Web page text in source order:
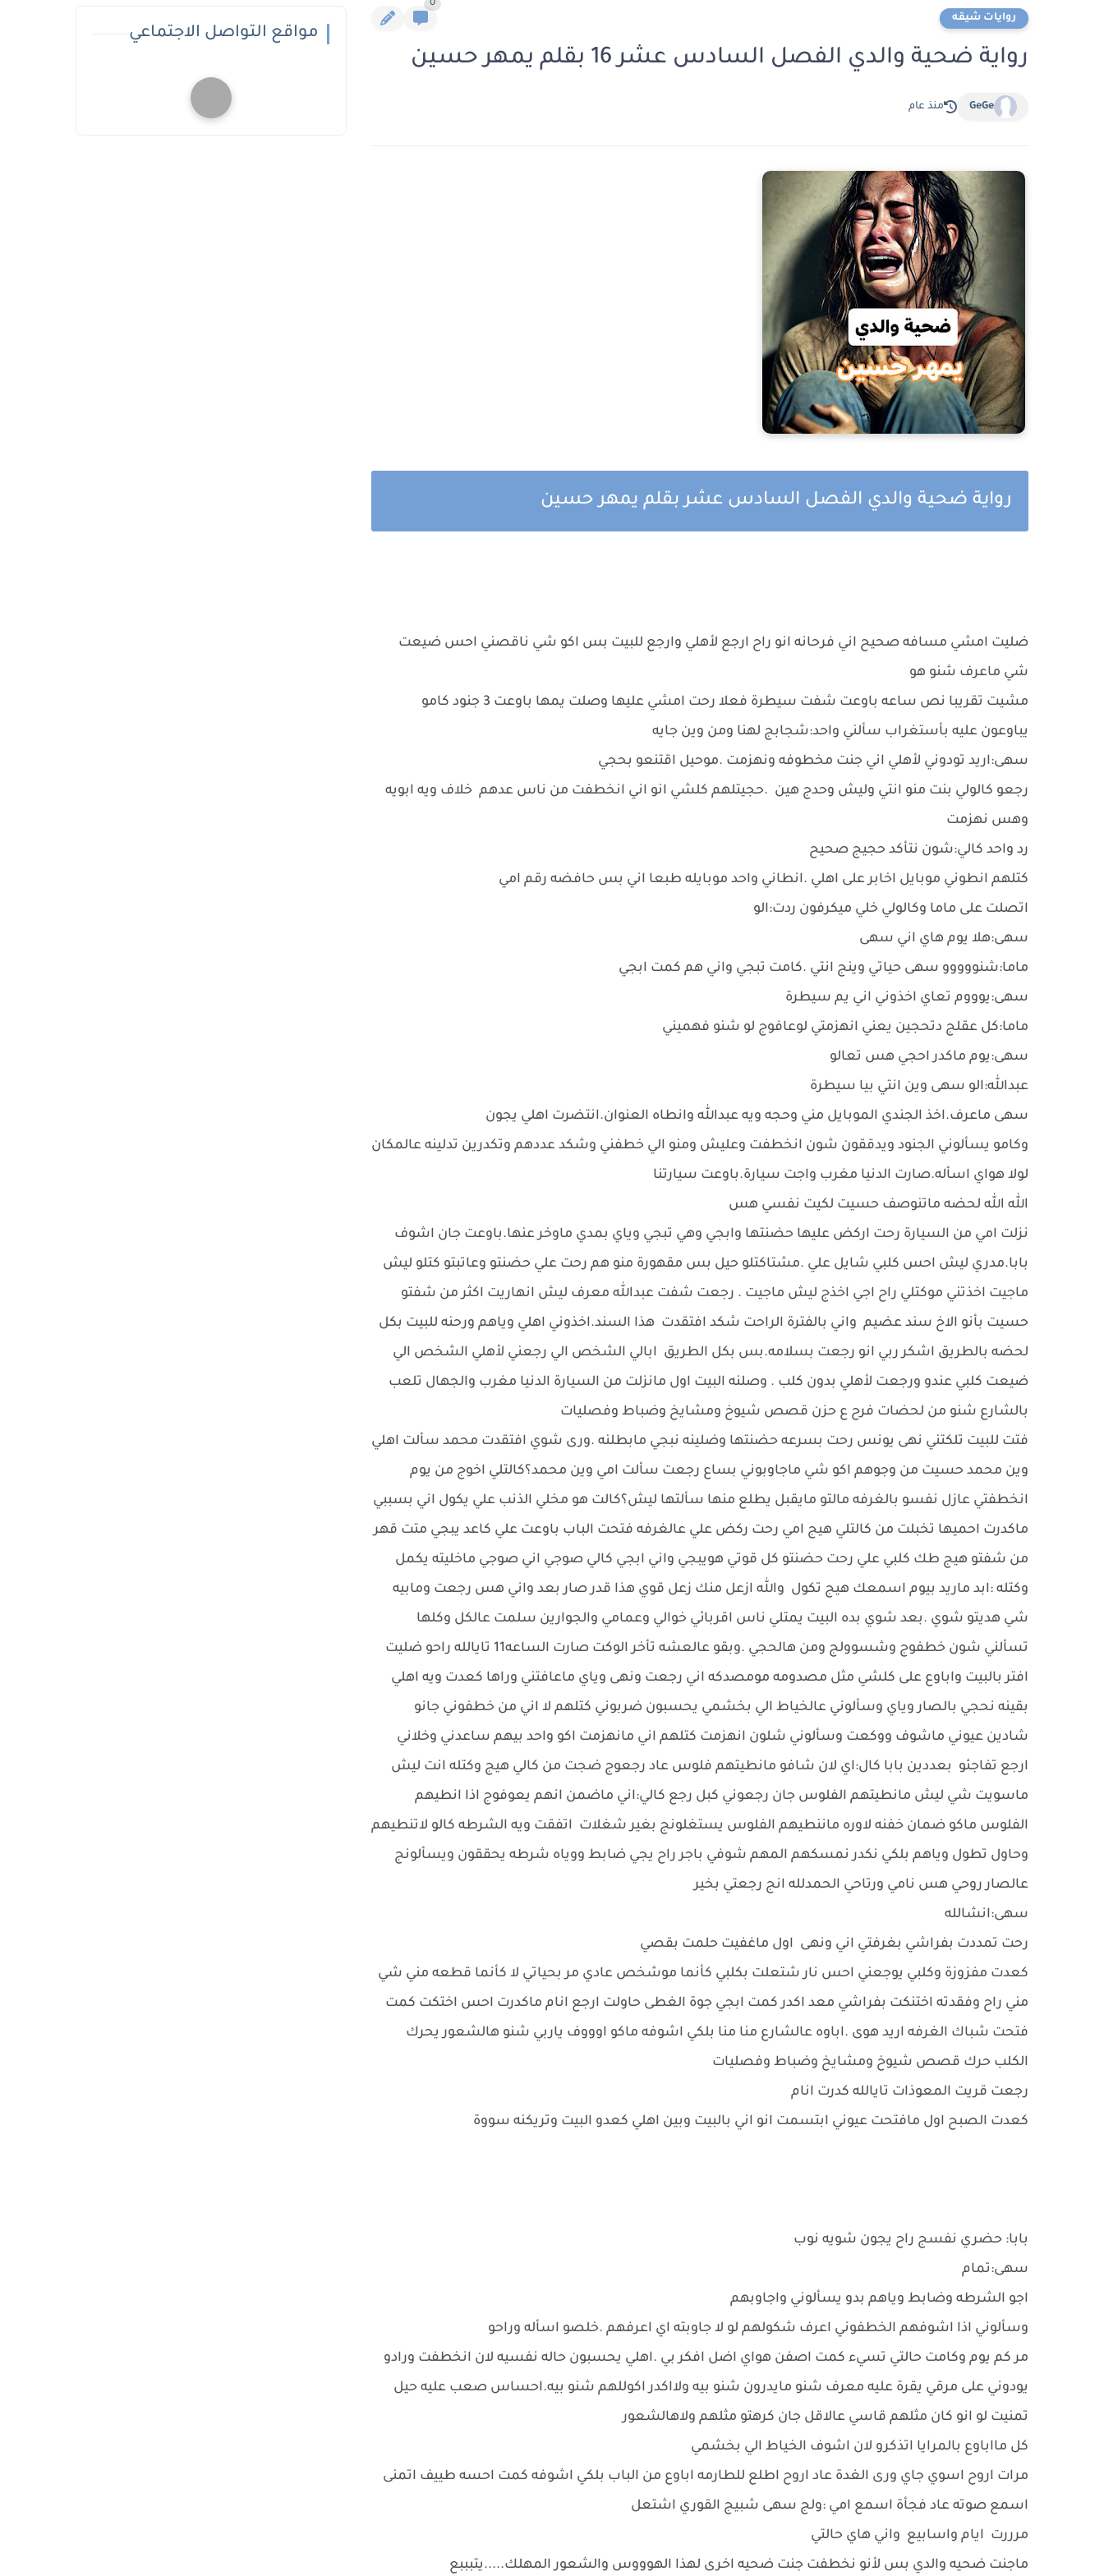
روايات شيقه
0
رواية ضحية والدي الفصل السادس عشر 16 بقلم يمهر حسين
GeGe منذ عام
رواية ضحية والدي الفصل السادس عشر بقلم يمهر حسين
ضليت امشي مسافه صحيح اني فرحانه انو راح ارجع لأهلي وارجع للبيت بس اكو شي ناقصني احس ضيعت
شي ماعرف شنو هو
مشيت تقريبا نص ساعه باوعت شفت سيطرة فعلا رحت امشي عليها وصلت يمها باوعت 3 جنود كامو
يباوعون عليه بأستغراب سألني واحد:شجابج لهنا ومن وين جايه
سهى:اريد تودوني لأهلي اني جنت مخطوفه ونهزمت .موحيل اقتنعو بحجي
رجعو كالولي بنت منو انتي وليش وحدج هين .حجيتلهم كلشي انو اني انخطفت من ناس عدهم خلاف ويه ابويه
وهس نهزمت
رد واحد كالي:شون نتأكد حجيج صحيح
كتلهم انطوني موبايل اخابر على اهلي .انطاني واحد موبايله طبعا اني بس حافضه رقم امي
اتصلت على ماما وكالولي خلي ميكرفون ردت:الو
سهى:هلا يوم هاي اني سهى
ماما:شنووووو سهى حياتي وينج انتي .كامت تبجي واني هم كمت ابجي
سهى:يوووم تعاي اخذوني اني يم سيطرة
ماما:كل عقلج دتحجين يعني انهزمتي لوعافوج لو شنو فهميني
سهى:يوم ماكدر احجي هس تعالو
عبدالله:الو سهى وين انتي بيا سيطرة
سهى ماعرف.اخذ الجندي الموبايل مني وحجه ويه عبدالله وانطاه العنوان.انتضرت اهلي يجون
وكامو يسألوني الجنود ويدققون شون انخطفت وعليش ومنو الي خطفني وشكد عددهم وتكدرين تدلينه عالمكان
لولا هواي اسأله.صارت الدنيا مغرب واجت سيارة.باوعت سيارتنا
الله الله لحضه ماتنوصف حسيت لكيت نفسي هس
نزلت امي من السيارة رحت اركض عليها حضنتها وابجي وهي تبجي وياي بمدي ماوخر عنها.باوعت جان اشوف
بابا.مدري ليش احس كلبي شايل علي .مشتاكتلو حيل بس مقهورة منو هم رحت علي حضنتو وعاتبتو كتلو ليش
ماجيت اخذتني موكتلي راح اجي اخذج ليش ماجيت . رجعت شفت عبدالله معرف ليش انهاريت اكثر من شفتو
حسيت بأنو الاخ سند عضيم واني بالفترة الراحت شكد افتقدت هذا السند.اخذوني اهلي وياهم ورحنه للبيت بكل
لحضه بالطريق اشكر ربي انو رجعت بسلامه.بس بكل الطريق ابالي الشخص الي رجعني لأهلي الشخص الي
ضيعت كلبي عندو ورجعت لأهلي بدون كلب . وصلنه البيت اول مانزلت من السيارة الدنيا مغرب والجهال تلعب
بالشارع شنو من لحضات فرح ع حزن قصص شيوخ ومشايخ وضباط وفصليات
فتت للبيت تلكتني نهى يونس رحت بسرعه حضنتها وضلينه نبجي مابطلنه .ورى شوي افتقدت محمد سألت اهلي
وين محمد حسيت من وجوهم اكو شي ماجاوبوني بساع رجعت سألت امي وين محمد؟كالتلي اخوج من يوم
انخطفتي عازل نفسو بالغرفه مالتو مايقبل يطلع منها سألتها ليش؟كالت هو مخلي الذنب علي يكول اني بسببي
ماكدرت احميها تخبلت من كالتلي هيج امي رحت ركض علي عالغرفه فتحت الباب باوعت علي كاعد يبجي متت قهر
من شفتو هيج طك كلبي علي رحت حضنتو كل قوتي هويبجي واني ابجي كالي صوجي اني صوجي ماخليته يكمل
وكتله :ابد ماريد بيوم اسمعك هيج تكول والله ازعل منك زعل قوي هذا قدر صار بعد واني هس رجعت ومابيه
شي هديتو شوي .بعد شوي بده البيت يمتلي ناس اقربائي خوالي وعمامي والجوارين سلمت عالكل وكلها
تسألني شون خطفوج وشسوولج ومن هالحجي .وبقو عالعشه تأخر الوكت صارت الساعه11 تايالله راحو ضليت
افتر بالبيت واباوع على كلشي مثل مصدومه مومصدكه اني رجعت ونهى وياي ماعافتني وراها كعدت ويه اهلي
بقينه نحجي بالصار وياي وسألوني عالخياط الي بخشمي يحسبون ضربوني كتلهم لا اني من خطفوني جانو
شادين عيوني ماشوف ووكعت وسألوني شلون انهزمت كتلهم اني مانهزمت اكو واحد بيهم ساعدني وخلاني
ارجع تفاجئو بعددين بابا كال:اي لان شافو مانطيتهم فلوس عاد رجعوج ضجت من كالي هيج وكتله انت ليش
ماسويت شي ليش مانطيتهم الفلوس جان رجعوني كبل رجع كالي:اني ماضمن انهم يعوفوج اذا انطيهم
الفلوس ماكو ضمان خفنه لاوره ماننطيهم الفلوس يستغلونج بغير شغلات اتفقت ويه الشرطه كالو لاتنطيهم
وحاول تطول وياهم بلكي نكدر نمسكهم المهم شوفي باجر راح يجي ضابط ووياه شرطه يحققون ويسألونج
عالصار روحي هس نامي ورتاحي الحمدلله انج رجعتي بخير
سهى:انشالله
رحت تمددت بفراشي بغرفتي اني ونهى اول ماغفيت حلمت بقصي
كعدت مفزوزة وكلبي يوجعني احس نار شتعلت بكلبي كأنما موشخص عادي مر بحياتي لا كأنما قطعه مني شي
مني راح وفقدته اختنكت بفراشي معد اكدر كمت ابجي جوة الغطى حاولت ارجع انام ماكدرت احس اختكت كمت
فتحت شباك الغرفه اريد هوى .اباوه عالشارع منا منا بلكي اشوفه ماكو اوووف ياربي شنو هالشعور يحرك
الكلب حرك قصص شيوخ ومشايخ وضباط وفصليات
رجعت قريت المعوذات تايالله كدرت انام
كعدت الصبح اول مافتحت عيوني ابتسمت انو اني بالبيت وبين اهلي كعدو البيت وتريكنه سووة
بابا: حضري نفسج راح يجون شويه نوب
سهى:تمام
اجو الشرطه وضابط وياهم بدو يسألوني واجاوبهم
وسألوني اذا اشوفهم الخطفوني اعرف شكولهم لو لا جاوبته اي اعرفهم .خلصو اسأله وراحو
مر كم يوم وكامت حالتي تسيء كمت اصفن هواي اضل افكر بي .اهلي يحسبون حاله نفسيه لان انخطفت ورادو
يودوني على مرقي يقرة عليه معرف شنو مايدرون شنو بيه ولااكدر اكوللهم شنو بيه.احساس صعب عليه حيل
تمنيت لو انو كان مثلهم قاسي عالاقل جان كرهتو مثلهم ولاهالشعور
كل مااباوع بالمرايا اتذكرو لان اشوف الخياط الي بخشمي
مرات اروح اسوي جاي ورى الغدة عاد اروح اطلع للطارمه اباوع من الباب بلكي اشوفه كمت احسه طييف اتمنى
اسمع صوته عاد فجأة اسمع امي :ولج سهى شبيج القوري اشتعل
مرررت ايام واسابيع واني هاي حالتي
ماجنت ضحيه والدي بس لأنو نخطفت جنت ضحيه اخرى لهذا الهوووس والشعور المهلك.....يتبببع
مواقع التواصل الاجتماعي